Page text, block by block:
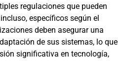
regulaciones que pueden
específicos según el
deben asegurar una
de sus sistemas, lo que
significativa en tecnología,